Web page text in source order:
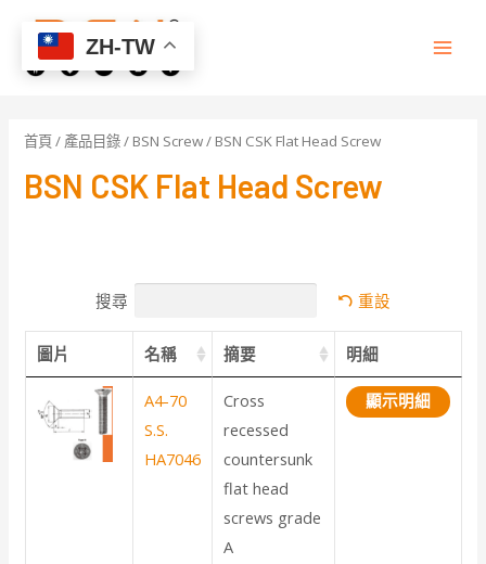
content
首頁/ 產品目錄/ BSN Screw/ BSN CSK Flat Head Screw
BSN CSK Flat Head Screw
搜尋 重設
圖片 名稱 摘要 明細
A4-70
S.S.
HA7046
Cross
recessed
countersunk
flat head
screws grade
A
顯示明細
ZH-TW